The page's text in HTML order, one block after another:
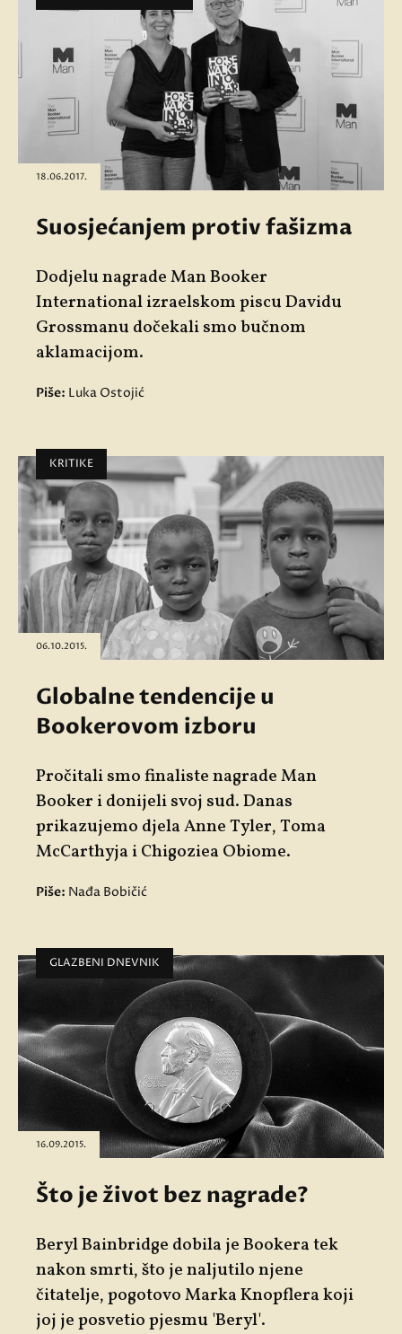
18.06.2017.
Suosjećanjem protiv fašizma
Dodjelu nagrade Man Booker
International izraelskom piscu Davidu
Grossmanu dočekali smo bučnom
aklamacijom.
Piše: Luka Ostojić
KRITIKE
06.10.2015.
Globalne tendencije u
Bookerovom izboru
Pročitali smo finaliste nagrade Man
Booker i donijeli svoj sud. Danas
prikazujemo djela Anne Tyler, Toma
McCarthyja i Chigoziea Obiome.
Piše: Nađa Bobičić
GLAZBENI DNEVNIK
16.09.2015.
Što je život bez nagrade?
Beryl Bainbridge dobila je Bookera tek
nakon smrti, što je naljutilo njene
čitatelje, pogotovo Marka Knopflera koji
joj je posvetio pjesmu 'Beryl'.